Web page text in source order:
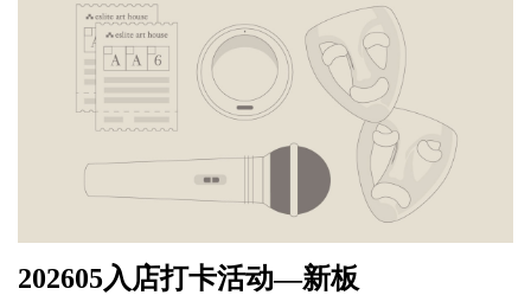
202605入店打卡活动—新板